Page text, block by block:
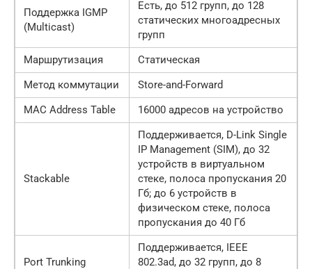
Поддержка IGMP
(Multicast)
Есть, до 512 групп, до 128
статических многоадресных
групп
Маршрутизация
Статическая
Метод коммутации
Store-and-Forward
MAC Address Table
16000 адресов на устройство
Stackable
Поддерживается, D-Link Single
IP Management (SIM), до 32
устройств в виртуальном
стеке, полоса пропускания 20
Гб; до 6 устройств в
физическом стеке, полоса
пропускания до 40 Гб
Port Trunking
Поддерживается, IEEE
802.3ad, до 32 групп, до 8